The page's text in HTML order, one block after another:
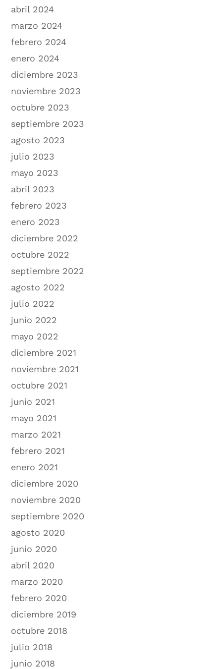
abril 2024
marzo 2024
febrero 2024
enero 2024
diciembre 2023
noviembre 2023
octubre 2023
septiembre 2023
agosto 2023
julio 2023
mayo 2023
abril 2023
febrero 2023
enero 2023
diciembre 2022
octubre 2022
septiembre 2022
agosto 2022
julio 2022
junio 2022
mayo 2022
diciembre 2021
noviembre 2021
octubre 2021
junio 2021
mayo 2021
marzo 2021
febrero 2021
enero 2021
diciembre 2020
noviembre 2020
septiembre 2020
agosto 2020
junio 2020
abril 2020
marzo 2020
febrero 2020
diciembre 2019
octubre 2018
julio 2018
junio 2018